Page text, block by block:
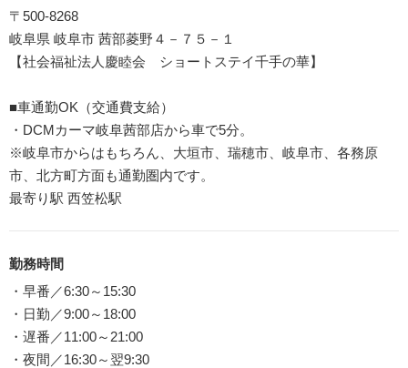
〒500-8268
岐阜県 岐阜市 茜部菱野４－７５－１
【社会福祉法人慶睦会 ショートステイ千手の華】
■車通勤OK（交通費支給）
・DCMカーマ岐阜茜部店から車で5分。
※岐阜市からはもちろん、大垣市、瑞穂市、岐阜市、各務原
市、北方町方面も通勤圏内です。
最寄り駅 西笠松駅
勤務時間
・早番／6:30～15:30
・日勤／9:00～18:00
・遅番／11:00～21:00
・夜間／16:30～翌9:30